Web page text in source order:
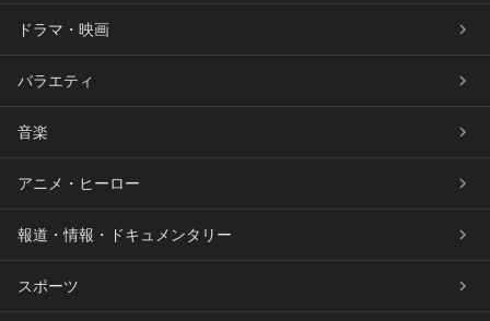
ドラマ・映画
バラエティ
音楽
アニメ・ヒーロー
報道・情報・ドキュメンタリー
スポーツ